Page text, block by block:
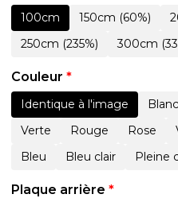
100cm 150cm (60%)
250cm (235%)
300cm
Couleur *
Identique à l'image
Verte
Rouge Rose
Bleu
Bleu clair Pleine
Plaque arrière *